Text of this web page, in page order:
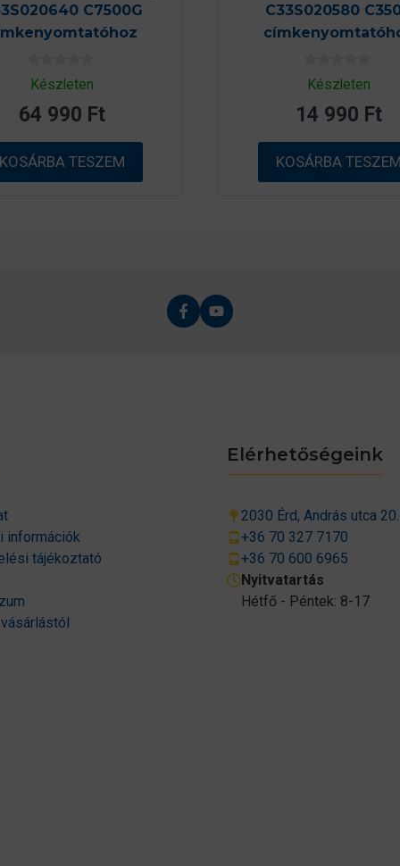
C7500G
0
a
5
b
ő
l
Készleten
64 990 Ft
KOSÁRBA TESZEM
C33S020580
0
a
5
b
ő
l
Készleten
14 990 Ft
KOSÁRBA
információk
tájékoztató
Elérhetőségeink
2030 Érd, András utca 20.
+36 70 327 7170
+36 70 600 6965
Nyitvatartás
Hétfő - Péntek: 8-17